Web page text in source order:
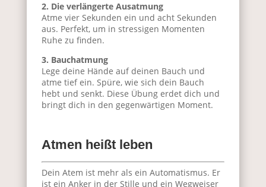
2. Die verlängerte Ausatmung
Atme vier Sekunden ein und acht Sekunden
aus. Perfekt, um in stressigen Momenten
Ruhe zu finden.
3. Bauchatmung
Lege deine Hände auf deinen Bauch und
atme tief ein. Spüre, wie sich dein Bauch
hebt und senkt. Diese Übung erdet dich und
bringt dich in den gegenwärtigen Moment.
Atmen heißt leben
Dein Atem ist mehr als ein Automatismus. Er
ist ein Anker in der Stille und ein Wegweiser